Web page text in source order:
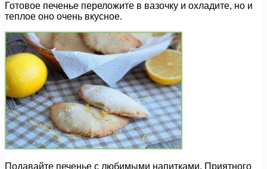
Готовое печенье переложите в вазочку и охладите, но и
теплое оно очень вкусное.
Подавайте печенье с любимыми напитками. Приятного